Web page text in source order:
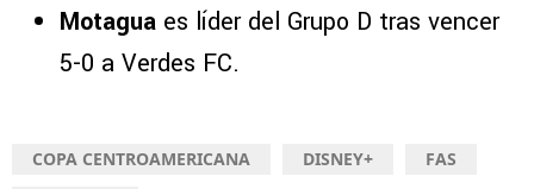
Motagua es líder del Grupo D tras vencer
5-0 a Verdes FC.
COPA CENTROAMERICANA DISNEY+
FAS